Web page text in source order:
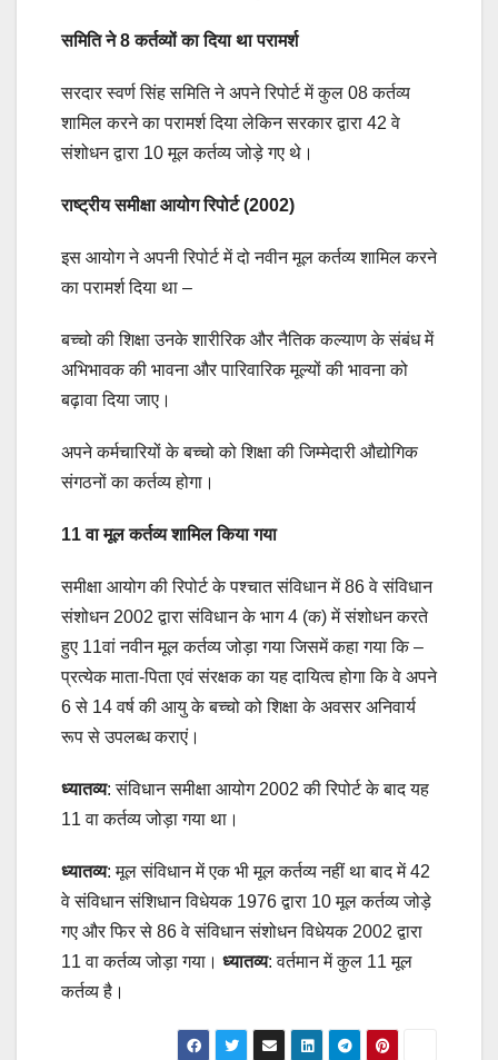
समिति ने 8 कर्तव्यों का दिया था परामर्श
सरदार स्वर्ण सिंह समिति ने अपने रिपोर्ट में कुल 08 कर्तव्य
शामिल करने का परामर्श दिया लेकिन सरकार द्वारा 42 वे
संशोधन द्वारा 10 मूल कर्तव्य जोड़े गए थे।
राष्ट्रीय समीक्षा आयोग रिपोर्ट (2002)
इस आयोग ने अपनी रिपोर्ट में दो नवीन मूल कर्तव्य शामिल करने
का परामर्श दिया था –
बच्चो की शिक्षा उनके शारीरिक और नैतिक कल्याण के संबंध में
अभिभावक की भावना और पारिवारिक मूल्यों की भावना को
बढ़ावा दिया जाए।
अपने कर्मचारियों के बच्चो को शिक्षा की जिम्मेदारी औद्योगिक
संगठनों का कर्तव्य होगा।
11 वा मूल कर्तव्य शामिल किया गया
समीक्षा आयोग की रिपोर्ट के पश्चात संविधान में 86 वे संविधान
संशोधन 2002 द्वारा संविधान के भाग 4 (क) में संशोधन करते
हुए 11वां नवीन मूल कर्तव्य जोड़ा गया जिसमें कहा गया कि –
प्रत्येक माता-पिता एवं संरक्षक का यह दायित्व होगा कि वे अपने
6 से 14 वर्ष की आयु के बच्चो को शिक्षा के अवसर अनिवार्य
रूप से उपलब्ध कराएं।
ध्यातव्य: संविधान समीक्षा आयोग 2002 की रिपोर्ट के बाद यह
11 वा कर्तव्य जोड़ा गया था।
ध्यातव्य: मूल संविधान में एक भी मूल कर्तव्य नहीं था बाद में 42
वे संविधान संशिधान विधेयक 1976 द्वारा 10 मूल कर्तव्य जोड़े
गए और फिर से 86 वे संविधान संशोधन विधेयक 2002 द्वारा
11 वा कर्तव्य जोड़ा गया। ध्यातव्य: वर्तमान में कुल 11 मूल
कर्तव्य है।